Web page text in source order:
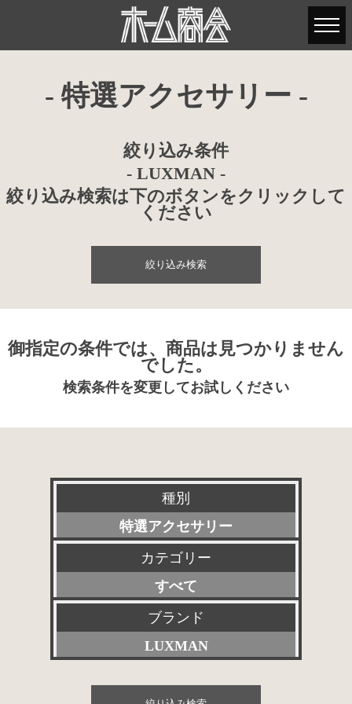
- 特選アクセサリー -
絞り込み条件
- LUXMAN -
絞り込み検索は下のボタンをクリックして
ください
絞り込み検索
御指定の条件では、商品は見つかりません
でした。
検索条件を変更してお試しください
種別
特選アクセサリー
新品
委託販売品
特価品
その他委託販売品
カテゴリー
すべて
プリアンプ
パワーアンプ
プリメインアンプ
ブランド
LUXMAN